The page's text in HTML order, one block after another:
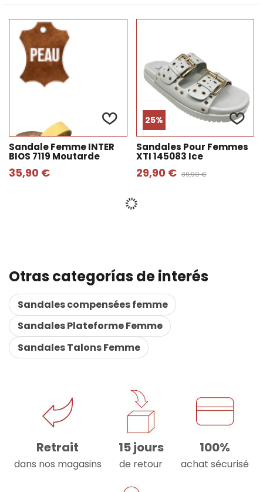
Sandale Femme INTER
BIOS 7119 Moutarde
35,90 €
25%
Sandales Pour Femmes
XTI 145083 Ice
29,90 € 39,90 €
Otras categorías de interés
Sandales compensées femme
Sandales Plateforme Femme
Sandales Talons Femme
Retrait
dans nos magasins
15 jours
de retour
100%
achat sécurisé